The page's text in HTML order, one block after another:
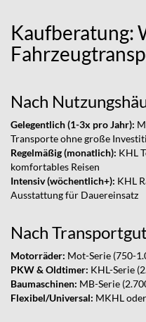
Kaufberatung:
Nach
Gelegentlich (1-3x pro Jahr):
Transporte ohne große
Regelmäßig (monatlich): KHL
komfortables Reisen
Intensiv (wöchentlich+): KHL
Ausstattung für Dauereinsatz
Nach Transportgut
Motorräder: Mot-Serie (750-
PKW & Oldtimer: KHL-Serie
Baumaschinen: MB-Serie
Flexibel/Universal: MKHL